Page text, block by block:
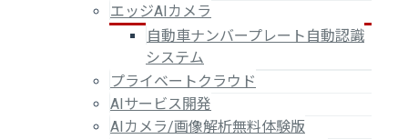
エッジAIカメラ
自動車ナンバープレート自動認識
システム
プライベートクラウド
AIサービス開発
AIカメラ/画像解析無料体験版